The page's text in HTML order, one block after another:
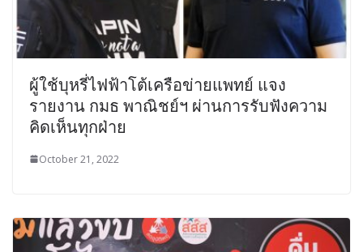
ผู้ใช้บุหรี่ไฟฟ้าโต้เครือข่ายแพทย์ แจง
รายงาน กมธ พาณิชย์ฯ ผ่านการรับฟังความ
คิดเห็นทุกฝ่าย
October 21, 2022